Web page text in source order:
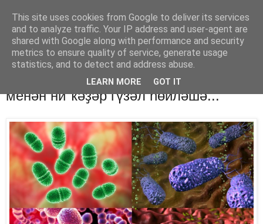
Хәбәрҙәр
четверг, 9 августа 2018 г.
Күҙгә күренмәгән заттар беҙҙең
менән ни ҡәҙәр гүзәл һөйләшә...
This site uses cookies from Google to deliver its services
and to analyze traffic. Your IP address and user-agent are
shared with Google along with performance and security
metrics to ensure quality of service, generate usage
statistics, and to detect and address abuse.
LEARN MORE GOT IT